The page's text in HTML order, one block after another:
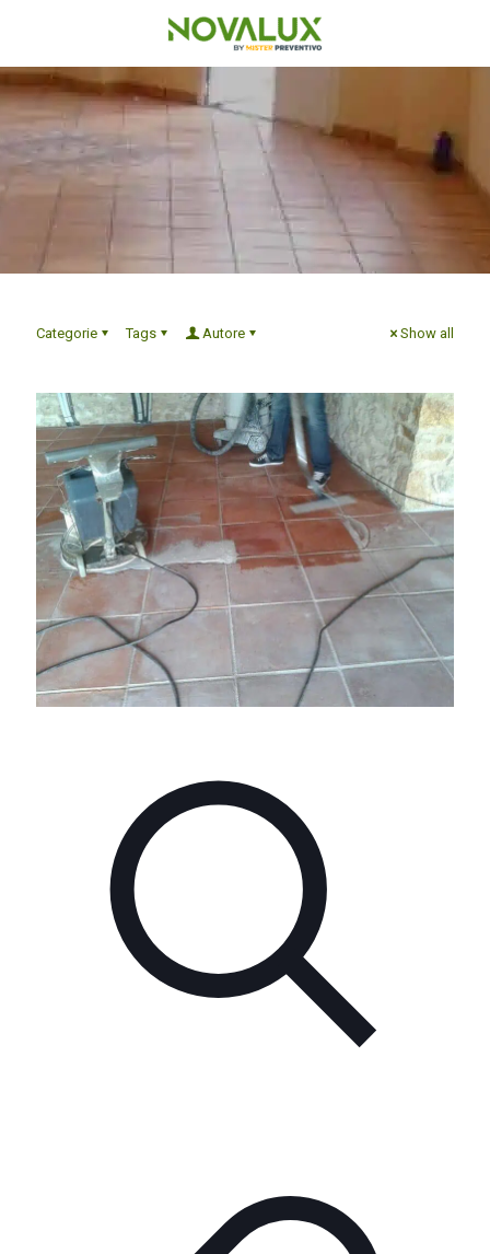
Categorie Tags Autore Show all